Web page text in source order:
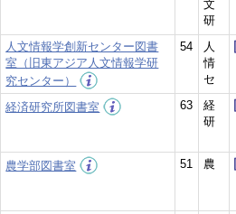
文
研
人文情報学創新センター図書
室（旧東アジア人文情報学研
究センター）
54
人
情
セ
経済研究所図書室 63
経
研
農学部図書室 51 農